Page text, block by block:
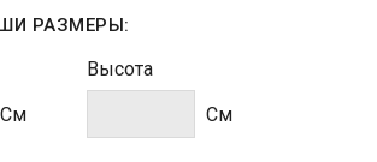
РАЗМЕРЫ:
Cм
Высота
Cм